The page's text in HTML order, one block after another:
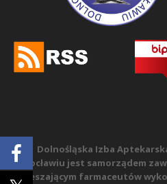
Dolnośląska Izba
Wrocławiu jest samorządem
zrzeszającym farmaceutów